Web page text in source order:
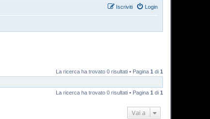
Login
Iscriviti
La ricerca ha trovato 0 risultati • Pagina 1 di 1
La ricerca ha trovato 0 risultati • Pagina 1 di 1
Vai a